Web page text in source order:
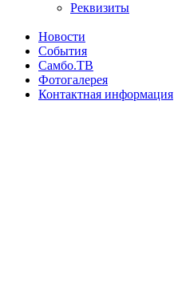
Реквизиты
Новости
События
Самбо.ТВ
Фотогалерея
Контактная информация